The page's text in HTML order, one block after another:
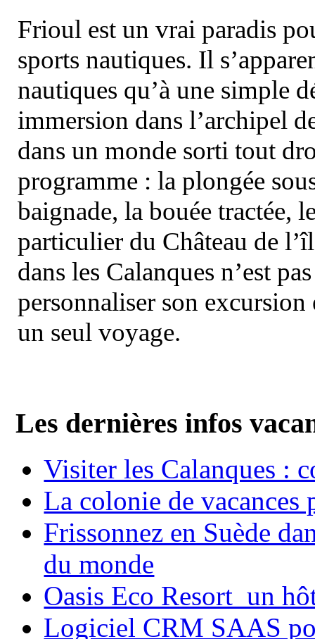
Frioul est un vrai paradis
sports nautiques. Il
nautiques qu’à une simple
immersion dans l’archipel
dans un monde sorti tout
programme : la plongée
baignade, la bouée tractée,
particulier du Château de
dans les Calanques n’est
personnaliser son
un seul voyage.
Les dernières infos
Visiter les Calanques :
La colonie de vacances
Frissonnez en Suède
du monde
Oasis Eco Resort un
Logiciel CRM SAAS